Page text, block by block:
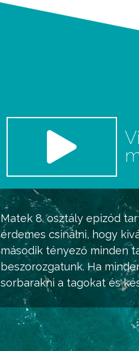
Matek 8. osztály epizód
érdemes csinálni, hogy
második tényező minden
beszorozgatunk. Ha
sorbarakni a tagokat és